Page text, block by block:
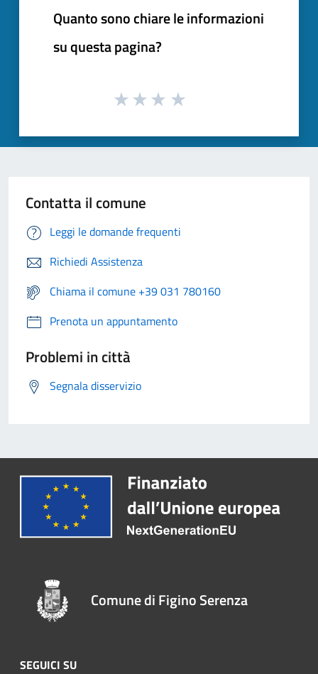
Quanto sono chiare le informazioni
su questa pagina?
Contatta il comune
Leggi le domande frequenti
Richiedi Assistenza
Chiama il comune +39 031 780160
Prenota un appuntamento
Problemi in città
Segnala disservizio
Comune di Figino Serenza
SEGUICI SU